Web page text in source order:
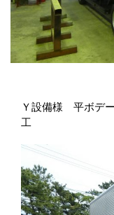
Ｙ設備様 平ボデ
工